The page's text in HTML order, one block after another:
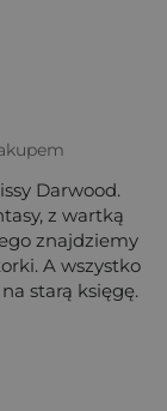
ocena:Wybitna 9/
Rewelacyjna 8/
dobra 7/10"
10"
10"
Darwood.
z wartką
znajdziemy
A wszystko
starą księgę.